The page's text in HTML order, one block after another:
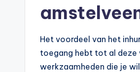
Het voordeel van het
toegang hebt tot al deze
werkzaamheden die je